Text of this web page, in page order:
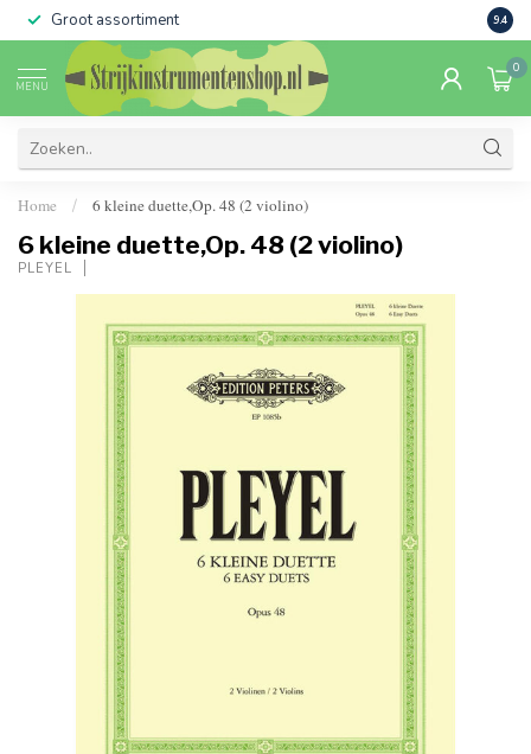
Groot assortiment 9.4
MENU
0
Home / 6 kleine duette,Op. 48 (2 violino)
6 kleine duette,Op. 48 (2 violino)
PLEYEL